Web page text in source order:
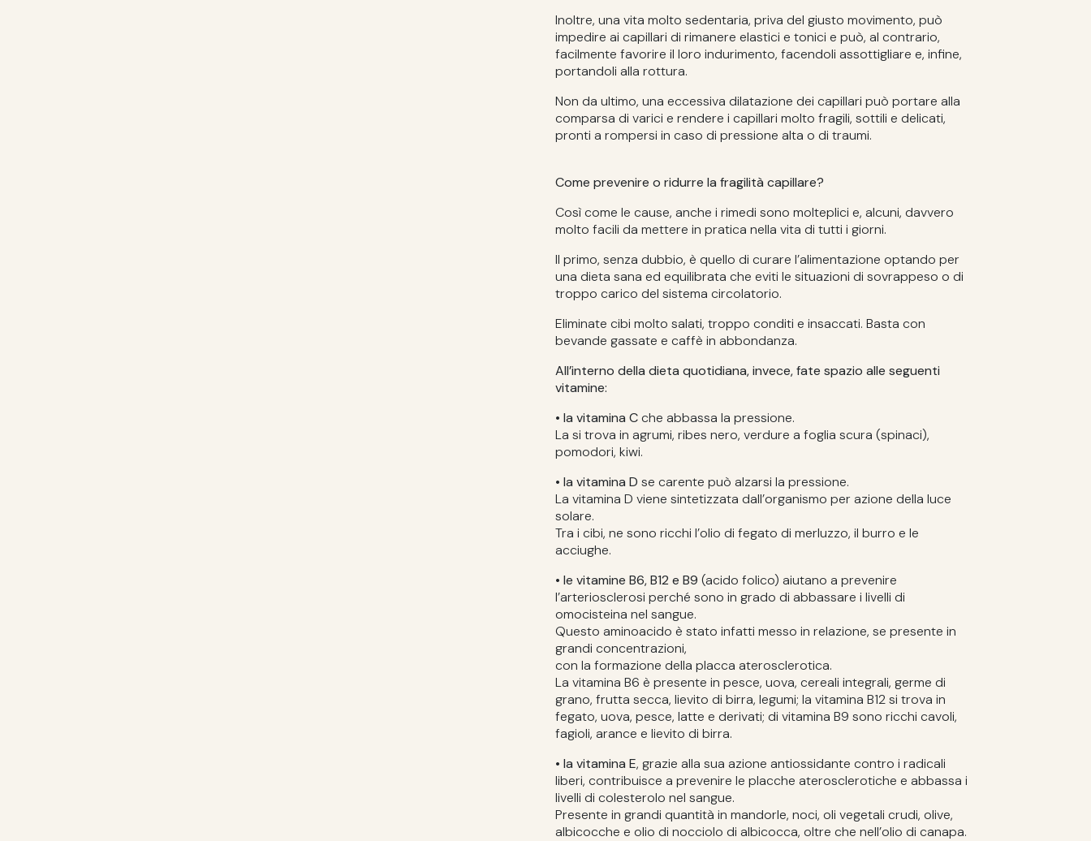
Inoltre, una vita molto sedentaria, priva del giusto movimento, può
impedire ai capillari di rimanere elastici e tonici e può, al contrario,
facilmente favorire il loro indurimento, facendoli assottigliare e, infine,
portandoli alla rottura.
Non da ultimo, una eccessiva dilatazione dei capillari può portare alla
comparsa di varici e rendere i capillari molto fragili, sottili e delicati,
pronti a rompersi in caso di pressione alta o di traumi.
Come prevenire o ridurre la fragilità capillare?
Così come le cause, anche i rimedi sono molteplici e, alcuni, davvero
molto facili da mettere in pratica nella vita di tutti i giorni.
Il primo, senza dubbio, è quello di curare l’alimentazione optando per
una dieta sana ed equilibrata che eviti le situazioni di sovrappeso o di
troppo carico del sistema circolatorio.
Eliminate cibi molto salati, troppo conditi e insaccati. Basta con
bevande gassate e caffè in abbondanza.
All’interno della dieta quotidiana, invece, fate spazio alle seguenti
vitamine:
• la vitamina Cche abbassa la pressione.
La si trova in agrumi, ribes nero, verdure a foglia scura (spinaci),
pomodori, kiwi.
• la vitamina D se carente può alzarsi la pressione.
La vitamina D viene sintetizzata dall’organismo per azione della luce
solare.
Tra i cibi, ne sono ricchi l’olio di fegato di merluzzo, il burro e le
acciughe.
• le vitamine B6, B12 e B9 (acido folico) aiutano a prevenire
l’arteriosclerosi perché sono in grado di abbassare i livelli di
omocisteina nel sangue.
Questo aminoacido è stato infatti messo in relazione, se presente in
grandi concentrazioni,
con la formazione della placca aterosclerotica.
La vitamina B6 è presente in pesce, uova, cereali integrali, germe di
grano, frutta secca, lievito di birra, legumi; la vitamina B12 si trova in
fegato, uova, pesce, latte e derivati; di vitamina B9 sono ricchi cavoli,
fagioli, arance e lievito di birra.
• la vitamina E, grazie alla sua azione antiossidante contro i radicali
liberi, contribuisce a prevenire le placche aterosclerotiche e abbassa i
livelli di colesterolo nel sangue.
Presente in grandi quantità in mandorle, noci, oli vegetali crudi, olive,
albicocche e olio di nocciolo di albicocca, oltre che nell’olio di canapa.